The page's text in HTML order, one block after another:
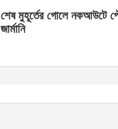
শেষ মুহূর্তের গোলে নকআউটে
জার্মানি